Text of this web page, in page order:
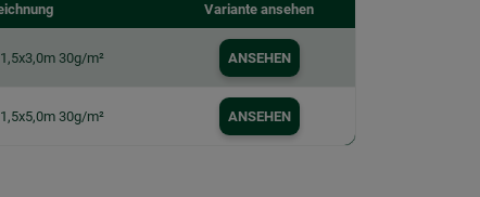
Variante ansehen
30g/m² ANSEHEN
30g/m² ANSEHEN